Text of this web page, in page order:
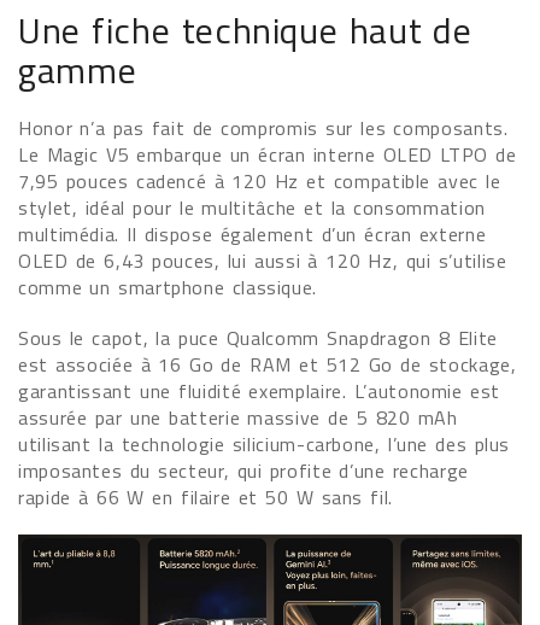
Une fiche technique haut de
gamme
Honor n’a pas fait de compromis sur les composants.
Le Magic V5 embarque un écran interne OLED LTPO de
7,95 pouces cadencé à 120 Hz et compatible avec le
stylet, idéal pour le multitâche et la consommation
multimédia. Il dispose également d’un écran externe
OLED de 6,43 pouces, lui aussi à 120 Hz, qui s’utilise
comme un smartphone classique.
Sous le capot, la puce Qualcomm Snapdragon 8 Elite
est associée à 16 Go de RAM et 512 Go de stockage,
garantissant une fluidité exemplaire. L’autonomie est
assurée par une batterie massive de 5 820 mAh
utilisant la technologie silicium-carbone, l’une des plus
imposantes du secteur, qui profite d’une recharge
rapide à 66 W en filaire et 50 W sans fil.